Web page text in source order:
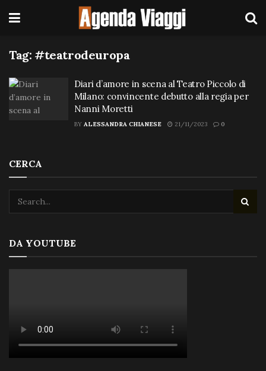
Tag: #teatrodeuropa
Diari d’amore in scena al Teatro Piccolo di
Milano: convincente debutto alla regia per
Nanni Moretti
BY ALESSANDRA CHIANESE 21/11/2023 0
CERCA
DA YOUTUBE